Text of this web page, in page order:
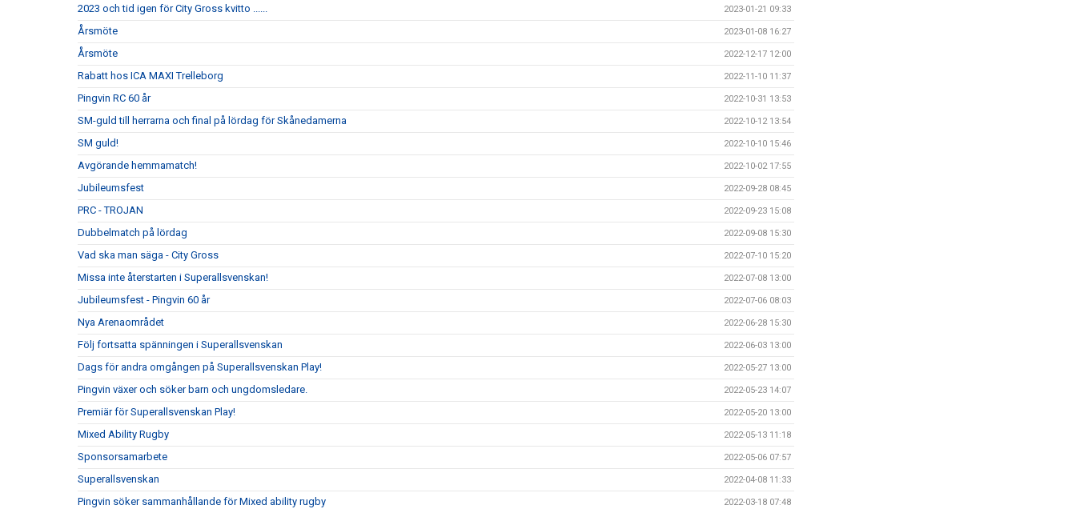
2023 och tid igen för City Gross kvitto ...... 2023-01-21 09:33
Årsmöte 2023-01-08 16:27
Årsmöte 2022-12-17 12:00
Rabatt hos ICA MAXI Trelleborg 2022-11-10 11:37
Pingvin RC 60 år 2022-10-31 13:53
SM-guld till herrarna och final på lördag för Skånedamerna 2022-10-12 13:54
SM guld! 2022-10-10 15:46
Avgörande hemmamatch! 2022-10-02 17:55
Jubileumsfest 2022-09-28 08:45
PRC - TROJAN 2022-09-23 15:08
Dubbelmatch på lördag 2022-09-08 15:30
Vad ska man säga - City Gross 2022-07-10 15:20
Missa inte återstarten i Superallsvenskan! 2022-07-08 13:00
Jubileumsfest - Pingvin 60 år 2022-07-06 08:03
Nya Arenaområdet 2022-06-28 15:30
Följ fortsatta spänningen i Superallsvenskan 2022-06-03 13:00
Dags för andra omgången på Superallsvenskan Play! 2022-05-27 13:00
Pingvin växer och söker barn och ungdomsledare. 2022-05-23 14:07
Premiär för Superallsvenskan Play! 2022-05-20 13:00
Mixed Ability Rugby 2022-05-13 11:18
Sponsorsamarbete 2022-05-06 07:57
Superallsvenskan 2022-04-08 11:33
Pingvin söker sammanhållande för Mixed ability rugby 2022-03-18 07:48